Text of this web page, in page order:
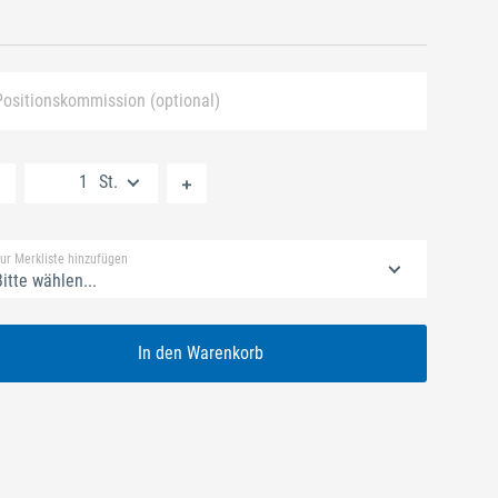
(optional)
St.
Merkliste hinzufügen
wählen...
In den Warenkorb